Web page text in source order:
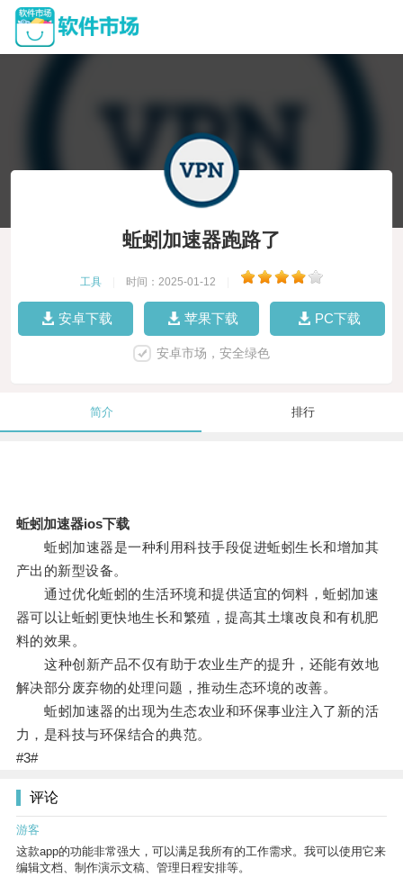
蚯蚓加速器跑路了
工具 时间：2025-01-12
安卓下载 苹果下载 PC下载
安卓市场，安全绿色
简介 排行
蚯蚓加速器ios下载
蚯蚓加速器是一种利用科技手段促进蚯蚓生长和增加其
产出的新型设备。
通过优化蚯蚓的生活环境和提供适宜的饲料，蚯蚓加速
器可以让蚯蚓更快地生长和繁殖，提高其土壤改良和有机肥
料的效果。
这种创新产品不仅有助于农业生产的提升，还能有效地
解决部分废弃物的处理问题，推动生态环境的改善。
蚯蚓加速器的出现为生态农业和环保事业注入了新的活
力，是科技与环保结合的典范。
#3#
评论
游客
这款app的功能非常强大，可以满足我所有的工作需求。我可以使用它来
编辑文档、制作演示文稿、管理日程安排等。